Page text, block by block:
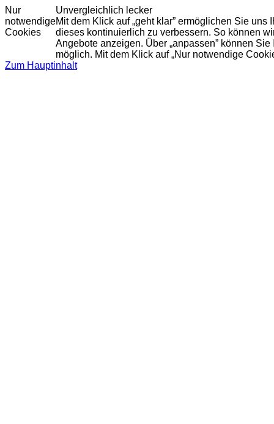
Nur
notwendige
Cookies
Unvergleichlich lecker
Mit dem Klick auf „geht klar” ermöglichen Sie
dieses kontinuierlich zu verbessern. So können
Angebote anzeigen. Über „anpassen” können
möglich. Mit dem Klick auf „Nur notwendige
Zum Hauptinhalt